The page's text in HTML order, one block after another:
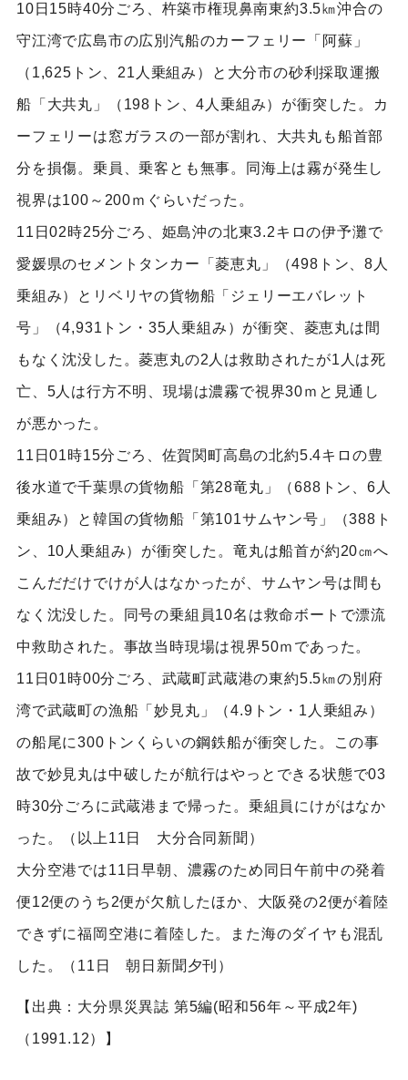
10日15時40分ごろ、杵築巿権現鼻南東約3.5㎞沖合の
守江湾で広島市の広別汽船のカーフェリー「阿蘇」
（1,625トン、21人乗組み）と大分市の砂利採取運搬
船「大共丸」（198トン、4人乗組み）が衝突した。カ
ーフェリーは窓ガラスの一部が割れ、大共丸も船首部
分を損傷。乗員、乗客とも無事。同海上は霧が発生し
視界は100～200ｍぐらいだった。
11日02時25分ごろ、姫島沖の北東3.2キロの伊予灘で
愛媛県のセメントタンカー「菱恵丸」（498トン、8人
乗組み）とリベリヤの貨物船「ジェリーエバレット
号」（4,931トン・35人乗組み）が衝突、菱恵丸は間
もなく沈没した。菱恵丸の2人は救助されたが1人は死
亡、5人は行方不明、現場は濃霧で視界30ｍと見通し
が悪かった。
11日01時15分ごろ、佐賀関町高島の北約5.4キロの豊
後水道で千葉県の貨物船「第28竜丸」（688トン、6人
乗組み）と韓国の貨物船「第101サムヤン号」（388ト
ン、10人乗組み）が衝突した。竜丸は船首が約20㎝へ
こんだだけでけが人はなかったが、サムヤン号は間も
なく沈没した。同号の乗組員10名は救命ボートで漂流
中救助された。事故当時現場は視界50ｍであった。
11日01時00分ごろ、武蔵町武蔵港の東約5.5㎞の別府
湾で武蔵町の漁船「妙見丸」（4.9トン・1人乗組み）
の船尾に300トンくらいの鋼鉄船が衝突した。この事
故で妙見丸は中破したが航行はやっとできる状態で03
時30分ごろに武蔵港まで帰った。乗組員にけがはなか
った。（以上11日 大分合同新聞）
大分空港では11日早朝、濃霧のため同日午前中の発着
便12便のうち2便が欠航したほか、大阪発の2便が着陸
できずに福岡空港に着陸した。また海のダイヤも混乱
した。（11日 朝日新聞夕刊）
【出典：大分県災異誌 第5編(昭和56年～平成2年)
（1991.12）】